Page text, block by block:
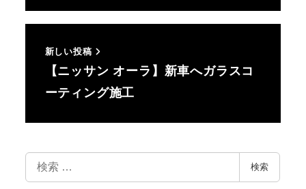
新しい投稿
【ニッサン オーラ】新車へガラスコ
ーティング施工
検
索
検索